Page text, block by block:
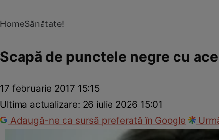
HomeSănătate!
Scapă de punctele negre cu
17 februarie 2017 15:15
Ultima actualizare: 26 iulie 2026 15:01
Adaugă-ne ca sursă preferată în Google